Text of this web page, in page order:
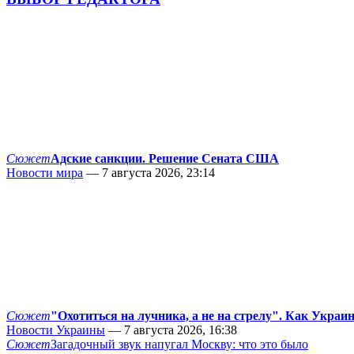
СюжетАдские санкции. Решение Сената США
Новости мира — 7 августа 2026, 23:14
Сюжет"Охотиться на лучника, а не на стрелу". Как
Новости Украины — 7 августа 2026, 16:38
СюжетЗагадочный звук напугал Москву: что это было